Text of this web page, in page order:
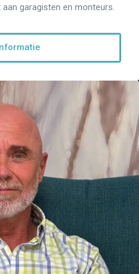
garagisten en monteurs.